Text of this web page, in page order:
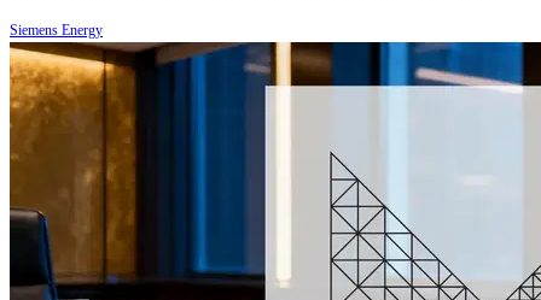
Siemens Energy